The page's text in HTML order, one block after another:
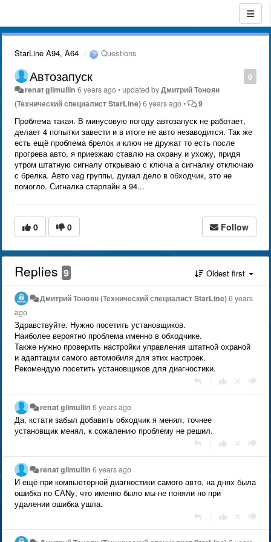
StarLine A94, A64 Questions
0
Автозапуск
renat gilmullin 6 years ago•updated byДмитрий Тонoян
(Технический специалист StarLine)6 years ago• 9
Проблема такая. В минусовую погоду автозапуск не работает,
делает 4 попытки завести и в итоге не авто незаводится. Так же
есть ещё проблема брелок и ключ не дружат то есть после
прогрева авто, я приезжаю ставлю на охрану и ухожу, придя
утром штатную сигналу открываю с ключа а сигналку отключаю
с брелка. Авто vag группы, думал дело в обходчик, это не
помогло. Сигналка старлайн а 94...
0 0 Follow
Replies 9 Oldest first
Дмитрий Тонoян (Технический специалист StarLine)6 years
ago
Здравствуйте. Нужно посетить установщиков.
Наиболее вероятно проблема именно в обходчике.
Также нужно проверить настройки управления штатной охраной
и адаптации самого автомобиля для этих настроек.
Рекомендую посетить установщиков для диагностики.
renat gilmullin 6 years ago
Да, кстати забыл добавить обходчик я менял, точнее
установщик менял, к сожалению проблему не решил.
renat gilmullin 6 years ago
И ещё при компьютерной диагностики самого авто, на днях была
ошибка по САNу, что именно было мы не поняли но при
удалении ошибка ушла.